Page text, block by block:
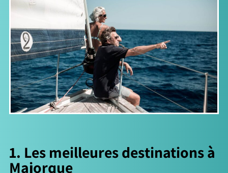
1. Les meilleures destinations à
Majorque